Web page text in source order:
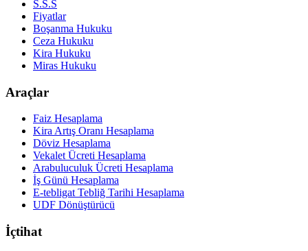
S.S.S
Fiyatlar
Boşanma Hukuku
Ceza Hukuku
Kira Hukuku
Miras Hukuku
Araçlar
Faiz Hesaplama
Kira Artış Oranı Hesaplama
Döviz Hesaplama
Vekalet Ücreti Hesaplama
Arabuluculuk Ücreti Hesaplama
İş Günü Hesaplama
E-tebligat Tebliğ Tarihi Hesaplama
UDF Dönüştürücü
İçtihat